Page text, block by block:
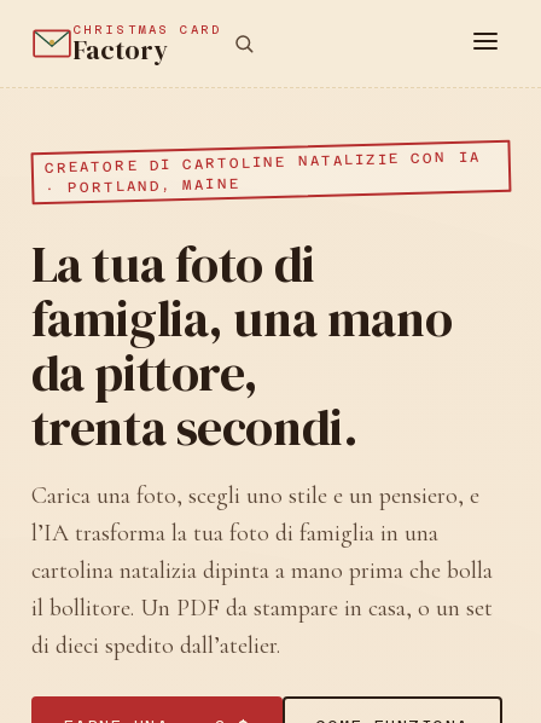
CHRISTMAS CARD
Factory
CREATORE DI CARTOLINE NATALIZIE CON IA
· PORTLAND, MAINE
La tua foto di
famiglia, una mano
da pittore,
trenta secondi.
Carica una foto, scegli uno stile e un pensiero, e
l’IA trasforma la tua foto di famiglia in una
cartolina natalizia dipinta a mano prima che bolla
il bollitore. Un PDF da stampare in casa, o un set
di dieci spedito dall’atelier.